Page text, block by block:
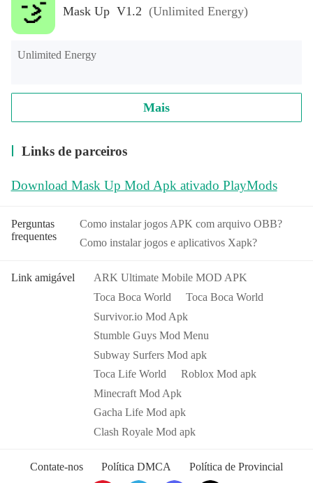
Mask Up V1.2 (Unlimited Energy)
Unlimited Energy
Mais
Links de parceiros
Download Mask Up Mod Apk ativado PlayMods
Perguntas
frequentes
Como instalar jogos APK com arquivo OBB?
Como instalar jogos e aplicativos Xapk?
Link amigável
ARK Ultimate Mobile MOD APK
Toca Boca World
Toca Boca World
Survivor.io Mod Apk
Stumble Guys Mod Menu
Subway Surfers Mod apk
Toca Life World
Roblox Mod apk
Minecraft Mod Apk
Gacha Life Mod apk
Clash Royale Mod apk
Contate-nos Política DMCA Política de Provincial